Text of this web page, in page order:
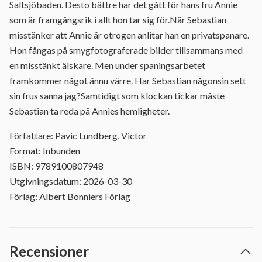
Saltsjöbaden. Desto bättre har det gått för hans fru Annie
som är framgångsrik i allt hon tar sig för.När Sebastian
misstänker att Annie är otrogen anlitar han en privatspanare.
Hon fångas på smygfotograferade bilder tillsammans med
en misstänkt älskare. Men under spaningsarbetet
framkommer något ännu värre. Har Sebastian någonsin sett
sin frus sanna jag?Samtidigt som klockan tickar måste
Sebastian ta reda på Annies hemligheter.
Författare: Pavic Lundberg, Victor
Format: Inbunden
ISBN: 9789100807948
Utgivningsdatum: 2026-03-30
Förlag: Albert Bonniers Förlag
Recensioner